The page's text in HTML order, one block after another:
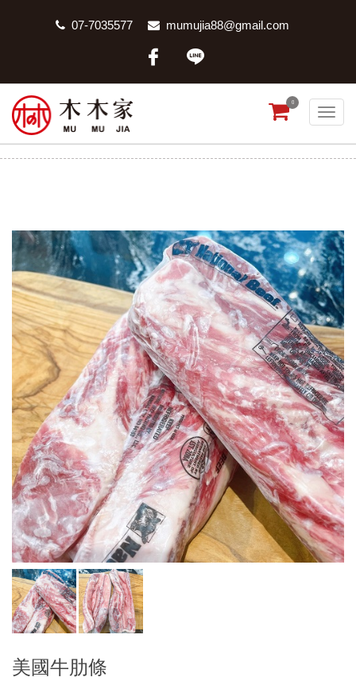
07-7035577 mumujia88@gmail.com
0
美國牛肋條 商品分類 美國牛肋條
美國牛肋條